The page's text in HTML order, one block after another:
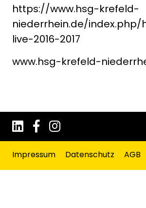
https://www.hsg-krefeld-
niederrhein.de/
live-2016-2017
www.hsg-krefeld-
Impressum Datenschutz AGB